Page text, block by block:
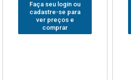
Faça seu login ou
cadastre-se para
ver preços e
comprar